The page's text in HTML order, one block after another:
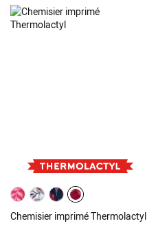
Chemisier imprimé Thermolactyl